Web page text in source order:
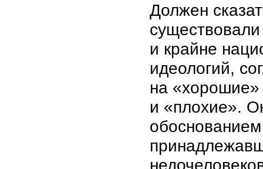
Должен
существовали
и крайне
идеологий,
на
и «плохие».